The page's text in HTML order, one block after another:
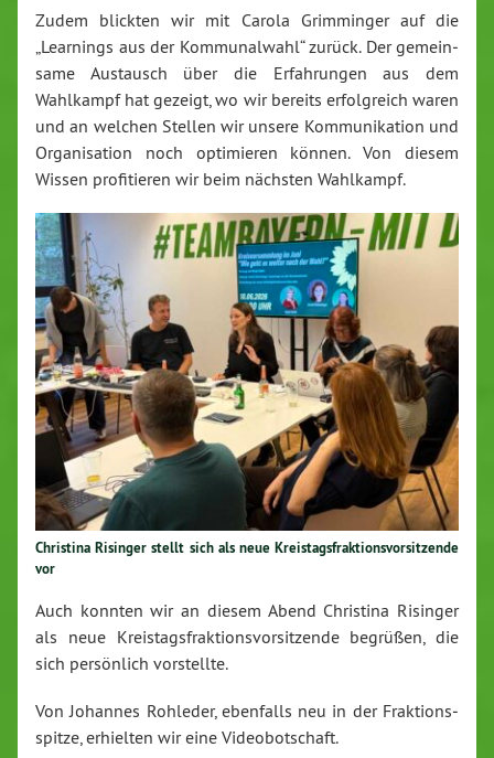
Zudem blickten wir mit Carola Grim­min­ger auf die
„Learnings aus der Kom­mu­nal­wahl“ zurück. Der ge­mein­
sa­me Austausch über die Er­fah­run­gen aus dem
Wahlkampf hat gezeigt, wo wir bereits er­folg­reich waren
und an welchen Stellen wir unsere Kom­mu­ni­ka­ti­on und
Or­ga­ni­sa­ti­on noch op­ti­mie­ren können. Von diesem
Wissen pro­fi­tie­ren wir beim nächsten Wahlkampf.
Christina Risinger stellt sich als neue Kreis­tags­frak­ti­ons­vor­sit­zen­de
vor
Auch konnten wir an diesem Abend Christina Risinger
als neue Kreis­tags­frak­ti­ons­vor­sit­zen­de begrüßen, die
sich per­sön­lich vor­stell­te.
Von Johannes Rohleder, ebenfalls neu in der Frak­ti­ons­
spit­ze, erhielten wir eine Vi­deo­bot­schaft.